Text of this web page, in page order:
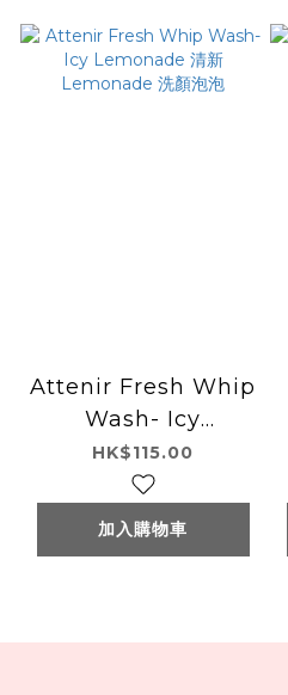
Attenir Fresh Whip
Wash- Icy
Lemonade 清新
Lemonade 洗顏泡泡
HK$115.00
加入購物車